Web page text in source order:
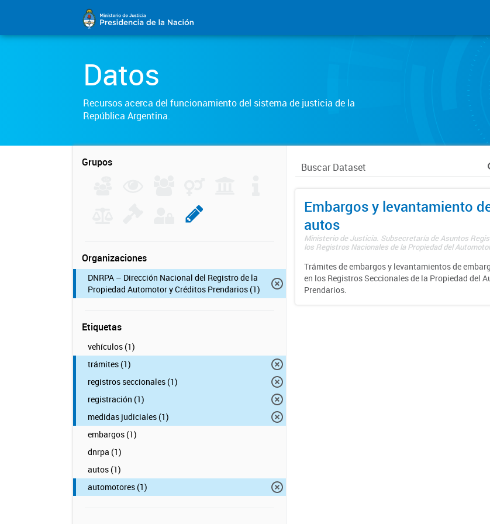
Datos
Recursos acerca del funcionamiento del sistema de justicia de la
República Argentina.
Grupos
Organizaciones
DNRPA – Dirección Nacional del Registro de la
Propiedad Automotor y Créditos Prendarios (1)
Etiquetas
vehículos (1)
trámites (1)
registros seccionales (1)
registración (1)
medidas judiciales (1)
embargos (1)
dnrpa (1)
autos (1)
automotores (1)
Embargos y levantamiento
autos
Ministerio de Justicia. Subsecretaría de Asuntos
los Registros Nacionales de la Propiedad del
Trámites de embargos y levantamientos de
en los Registros Seccionales de la Propiedad del
Prendarios.